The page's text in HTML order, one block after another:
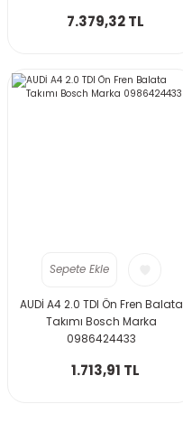
7.379,32 TL
Sepete Ekle
AUDİ A4 2.0 TDI Ön Fren Balata
Takımı Bosch Marka
0986424433
1.713,91 TL